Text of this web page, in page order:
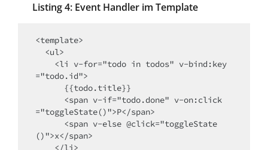
Listing 4: Event Handler im Template
<template>
="todo.id">
="toggleState()">P</span>
()">x</span>